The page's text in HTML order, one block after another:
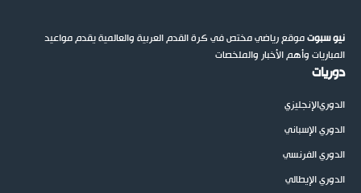
نيو سبوتموقع رياضي مختص في كرة القدم العربية والعالمية يقدم مواعيد
المباريات وأهم الأخبار والملخصات
دوريات
الدوريالإنجليزي
الدوري الإسباني
الدوري الفرنسي
الدوري الإيطالي